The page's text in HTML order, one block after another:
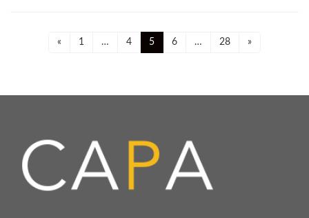
ー
シ
« Page
1 … Page
4 Page
5 Page
6 … Page
28 »